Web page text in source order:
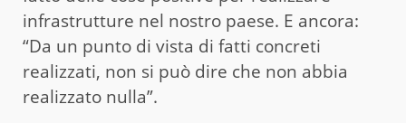
infrastrutture nel nostro paese. E ancora:
“Da un punto di vista di fatti concreti
realizzati, non si può dire che non abbia
realizzato nulla”.